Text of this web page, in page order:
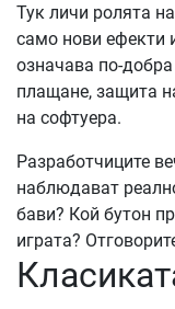
Тук личи ролята на
само нови ефекти
означава по-
плащане, защита
на софтуера.
Разработчиците
наблюдават
бави? Кой бутон
играта?